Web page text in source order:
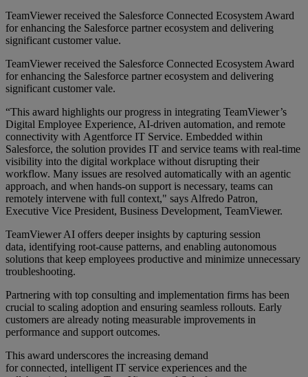
TeamViewer received the Salesforce Connected Ecosystem Award
for enhancing the Salesforce partner ecosystem and delivering
significant customer value.
TeamViewer received the Salesforce Connected Ecosystem Award
for enhancing the Salesforce partner ecosystem and delivering
significant customer vale.
“This award highlights our progress in integrating TeamViewer’s
Digital Employee Experience, AI-driven automation, and remote
connectivity with Agentforce IT Service. Embedded within
Salesforce, the solution provides IT and service teams with real-time
visibility into the digital workplace without disrupting their
workflow. Many issues are resolved automatically with an agentic
approach, and when hands-on support is necessary, teams can
remotely intervene with full context," says Alfredo Patron,
Executive Vice President, Business Development, TeamViewer.
TeamViewer AI offers deeper insights by capturing session
data, identifying root-cause patterns, and enabling autonomous
solutions that keep employees productive and minimize unnecessary
troubleshooting.
Partnering with top consulting and implementation firms has been
crucial to scaling adoption and ensuring seamless rollouts. Early
customers are already noting measurable improvements in
performance and support outcomes.
This award underscores the increasing demand
for connected, intelligent IT service experiences and the